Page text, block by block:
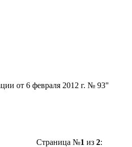
от 6 февраля 2012 г. № 93"
Страница №1 из 2: